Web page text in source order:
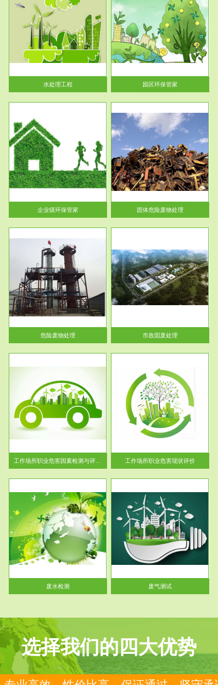
水处理工程
服务范围
园区环保管家
2016 年 4 月，环保部下发《关
于积极发挥环境保护作用促进供
给侧结...
园区环保管家
企业级环保管家
服务范围
固体危险废物处理
固体废物解释：固体废物是指人
们在生产建设、日常生活和其他
活动中...
固体危险废物处理
危险废物处理
服务范围
市政固废处理
蔚蓝生态环境科技所从事的市政
废物处理业务包括市政废物的处
理处...
市政固废处理
工作场所职业危害因素检测与评价...
服务范围
工作场所职业危害现状评价
【现状评价意义】：具体因素---
-通过质谱分析等多种手段明确
工作场...
工作场所职业危害现状评价
废水检测
服务范围
废气测试
检测范围工业废气检测包括有机
废气和无机废气。有机废气主要
包括...
废气测试
选择我们的四大优势